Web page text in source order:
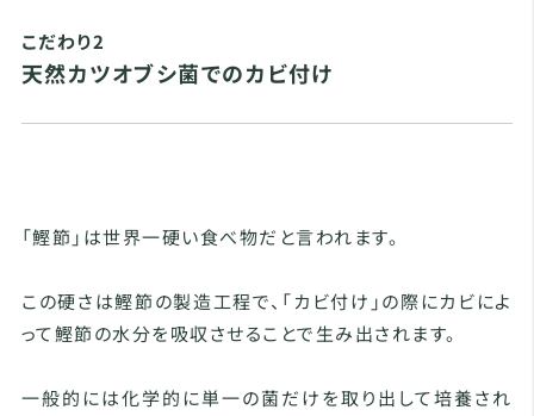
こだわり2
天然カツオブシ菌でのカビ付け
「鰹節」は世界一硬い食べ物だと言われます。
この硬さは鰹節の製造工程で、「カビ付け」の際にカビによ
って鰹節の水分を吸収させることで生み出されます。
一般的には化学的に単一の菌だけを取り出して培養され